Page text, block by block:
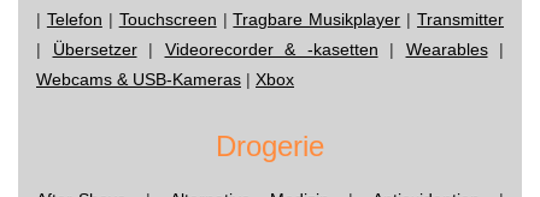
| Telefon | Touchscreen |Tragbare Musikplayer | Transmitter
| Übersetzer| Videorecorder & -kasetten | Wearables|
Webcams & USB-Kameras | Xbox
Drogerie